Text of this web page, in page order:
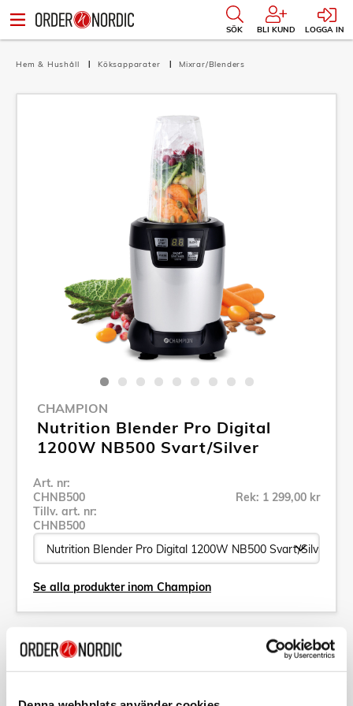
SÖK BLI KUND LOGGA IN
Hem & Hushåll Köksapparater Mixrar/Blenders
CHAMPION
Nutrition Blender Pro Digital
1200W NB500 Svart/Silver
Art. nr:
CHNB500
Tillv. art. nr:
CHNB500
Rek: 1 299,00 kr
Se alla produkter inom Champion
Specifikation
Beskrivning